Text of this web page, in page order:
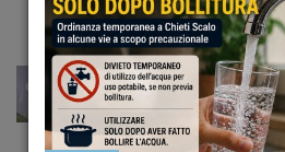
MILANO